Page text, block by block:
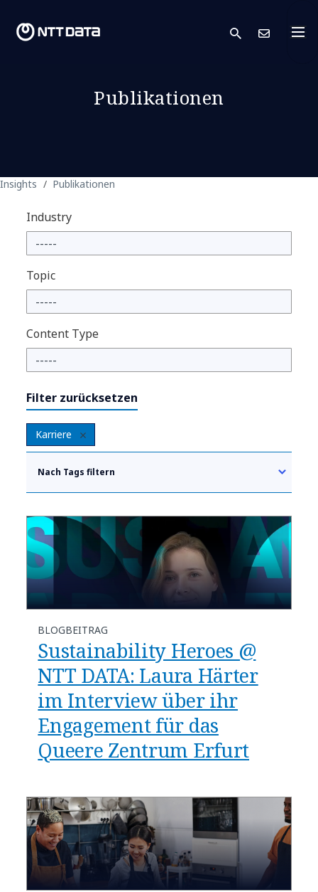
search
Publikationen
Insights Publikationen
Industry
Topic
Content Type
Filter zurücksetzen
Karriere
Nach Tags filtern
BLOGBEITRAG
Sustainability Heroes @
NTT DATA: Laura Härter
im Interview über ihr
Engagement für das
Queere Zentrum Erfurt